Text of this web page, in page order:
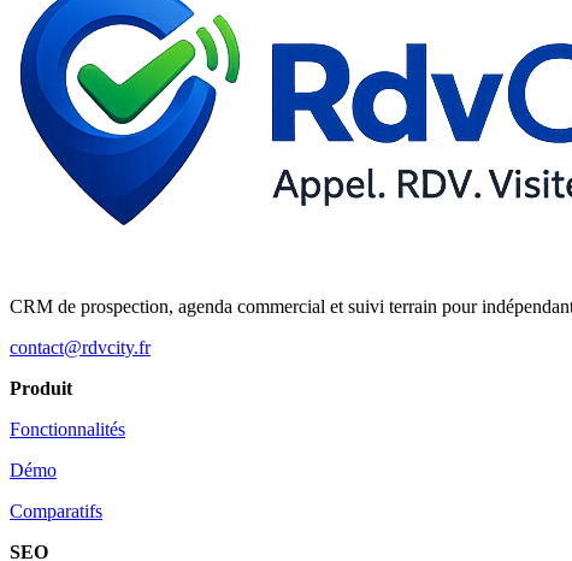
CRM de prospection, agenda commercial et suivi terrain pour
contact@rdvcity.fr
Produit
Fonctionnalités
Démo
Comparatifs
SEO